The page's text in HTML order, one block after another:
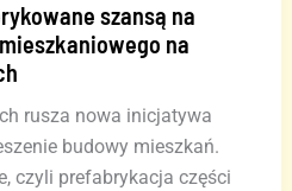
szansą na
na
rusza nowa inicjatywa
budowy mieszkań.
czyli prefabrykacja części